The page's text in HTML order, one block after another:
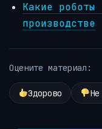
Какие роботы
производстве
Оцените материал:
Здорово